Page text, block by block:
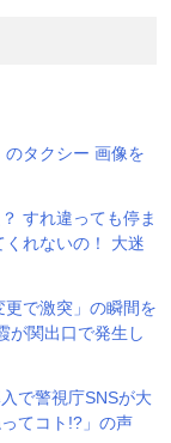
のタクシー 画像を
すれ違っても停ま
れないの！ 大迷
で激突」の瞬間を
が関出口で発生し
で警視庁SNSが大
てコト!?」の声